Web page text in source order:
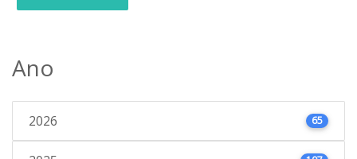
Ano
2026 65